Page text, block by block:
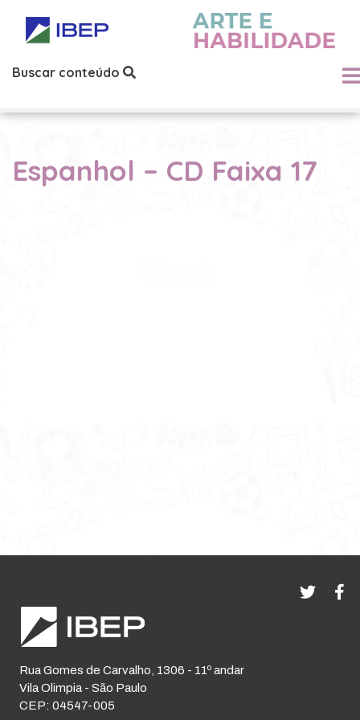
Buscar conteúdo
Espanhol – CD Faixa 17
Rua Gomes de Carvalho, 1306 - 11º andar
Vila Olimpia - São Paulo
CEP: 04547-005